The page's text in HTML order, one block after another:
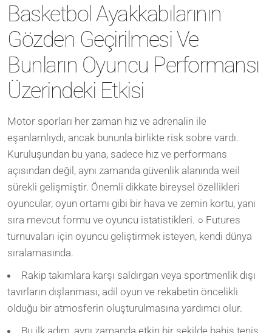
Basketbol Ayakkabılarının
Gözden Geçirilmesi Ve
Bunların Oyuncu Performansı
Üzerindeki Etkisi
Motor sporları her zaman hız ve adrenalin ile
eşanlamlıydı, ancak bununla birlikte risk sobre vardı.
Kuruluşundan bu yana, sadece hız ve performans
açısından değil, aynı zamanda güvenlik alanında weil
sürekli gelişmiştir. Önemli dikkate bireysel özellikleri
oyuncular, oyun ortamı gibi bir hava ve zemin kortu, yanı
sıra mevcut formu ve oyuncu istatistikleri. ○ Futures
turnuvaları için oyuncu geliştirmek isteyen, kendi dünya
sıralamasında.
Rakip takımlara karşı saldırgan veya sportmenlik dışı
tavırların dışlanması, adil oyun ve rekabetin öncelikli
olduğu bir atmosferin oluşturulmasına yardımcı olur.
Bu ilk adım, aynı zamanda etkin bir şekilde bahis tenis